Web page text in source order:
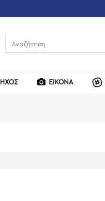
ΗΧΟΣ ΕΙΚΟΝΑ